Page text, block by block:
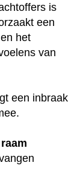
is
een
het
van
een inbraak
raam